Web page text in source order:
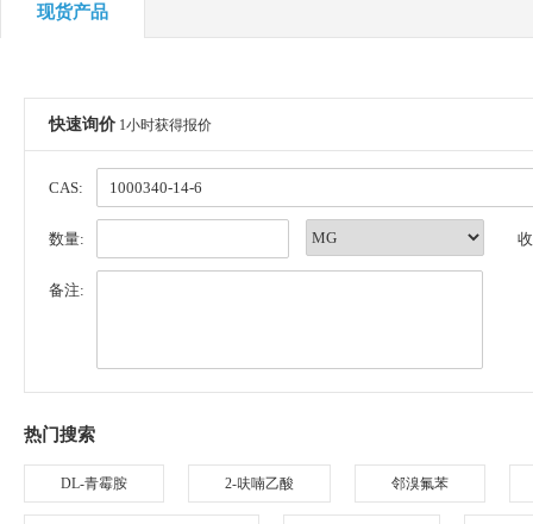
现货产品
快速询价 1小时获得报价
CAS:
数量:
备注:
热门搜索
DL-青霉胺 2-呋喃乙酸 邻溴氟苯